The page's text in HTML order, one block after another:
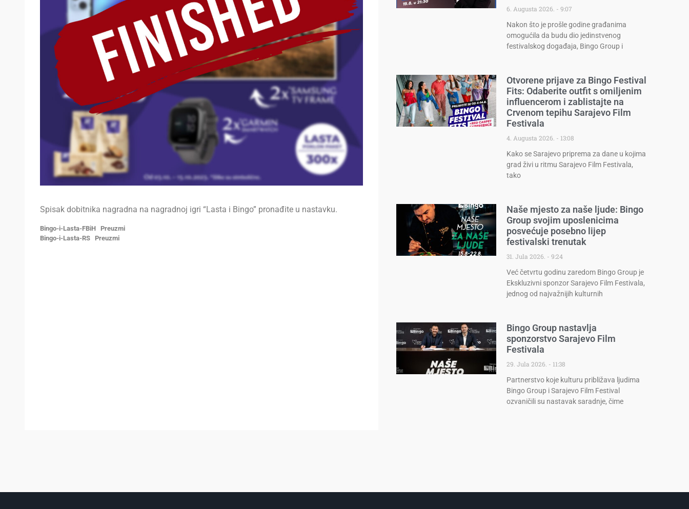
Spisak dobitnika nagradna na nagradnoj igri “Lasta i Bingo” pronađite u nastavku.
Bingo-i-Lasta-FBiH
Preuzmi
Bingo-i-Lasta-RS
Preuzmi
6. Augusta 2026.
9:07
Nakon što je prošle godine građanima
omogućila da budu dio jedinstvenog
festivalskog događaja, Bingo Group i
Otvorene prijave za Bingo Festival
Fits: Odaberite outfit s omiljenim
influencerom i zablistajte na
Crvenom tepihu Sarajevo Film
Festivala
4. Augusta 2026.
13:08
Kako se Sarajevo priprema za dane u kojima
grad živi u ritmu Sarajevo Film Festivala,
tako
Naše mjesto za naše ljude: Bingo
Group svojim uposlenicima
posvećuje posebno lijep
festivalski trenutak
31. Jula 2026.
9:24
Već četvrtu godinu zaredom Bingo Group je
Ekskluzivni sponzor Sarajevo Film Festivala,
jednog od najvažnijih kulturnih
Bingo Group nastavlja
sponzorstvo Sarajevo Film
Festivala
29. Jula 2026.
11:38
Partnerstvo koje kulturu približava ljudima
Bingo Group i Sarajevo Film Festival
ozvaničili su nastavak saradnje, čime